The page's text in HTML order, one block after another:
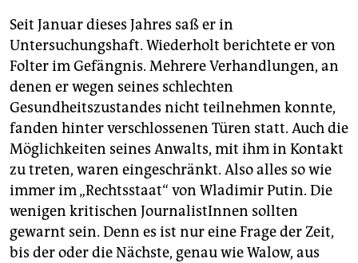
Seit Januar dieses Jahres saß er in
Untersuchungshaft. Wiederholt berichtete er von
Folter im Gefängnis. Mehrere Verhandlungen, an
denen er wegen seines schlechten
Gesundheitszustandes nicht teilnehmen konnte,
fanden hinter verschlossenen Türen statt. Auch die
Möglichkeiten seines Anwalts, mit ihm in Kontakt
zu treten, waren eingeschränkt. Also alles so wie
immer im „Rechtsstaat“ von Wladimir Putin. Die
wenigen kritischen JournalistInnen sollten
gewarnt sein. Denn es ist nur eine Frage der Zeit,
bis der oder die Nächste, genau wie Walow, aus